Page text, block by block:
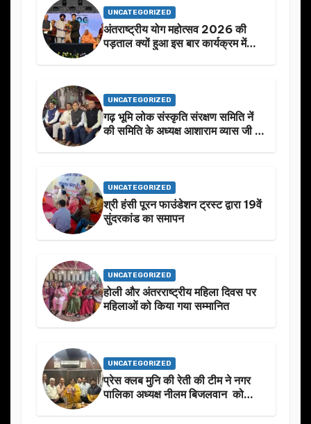
UNCATEGORIZED
अंतराष्ट्रीय योग महोत्सव 2026 की
पड़ताल क्यों हुआ इस बार कार्यक्रम में
UNCATEGORIZED
गढ़ भूमि लोक संस्कृति संरक्षण समिति नें
की समिति के अध्यक्ष आशाराम व्यास जी के
UNCATEGORIZED
श्री हंसी पूरन फाउंडेशन ट्रस्ट द्वारा 19वें
सुंदरकांड का समापन
UNCATEGORIZED
होली और अंतरराष्ट्रीय महिला दिवस पर
महिलाओं को किया गया सम्मानित
UNCATEGORIZED
प्रेस क्लब मुनि की रेती की टीम ने नगर
पालिका अध्यक्ष नीलम बिजलवान को